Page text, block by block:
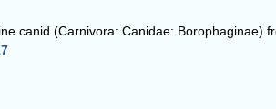
canid (Carnivora: Canidae: Borophaginae)